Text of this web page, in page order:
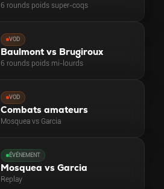
6 rounds poids super-coqs
VOD
Baulmont vs Brugiroux
6 rounds poids mi-lourds
VOD
Combats amateurs
Mosquea vs Garcia
ÉVÉNEMENT
Mosquea vs Garcia
Replay